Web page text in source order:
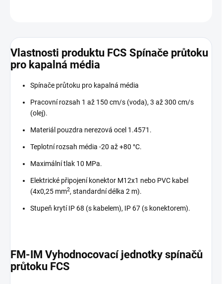
Vlastnosti produktu FCS Spínače průtoku
pro kapalná média
Spínače průtoku pro kapalná média
Pracovní rozsah 1 až 150 cm/s (voda), 3 až 300 cm/s
(olej).
Materiál pouzdra nerezová ocel 1.4571.
Teplotní rozsah média -20 až +80 °C.
Maximální tlak 10 MPa.
Elektrické připojení konektor M12x1 nebo PVC kabel
(4x0,25 mm2, standardní délka 2 m).
Stupeň krytí IP 68 (s kabelem), IP 67 (s konektorem).
FM-IM Vyhodnocovací jednotky spínačů
průtoku FCS